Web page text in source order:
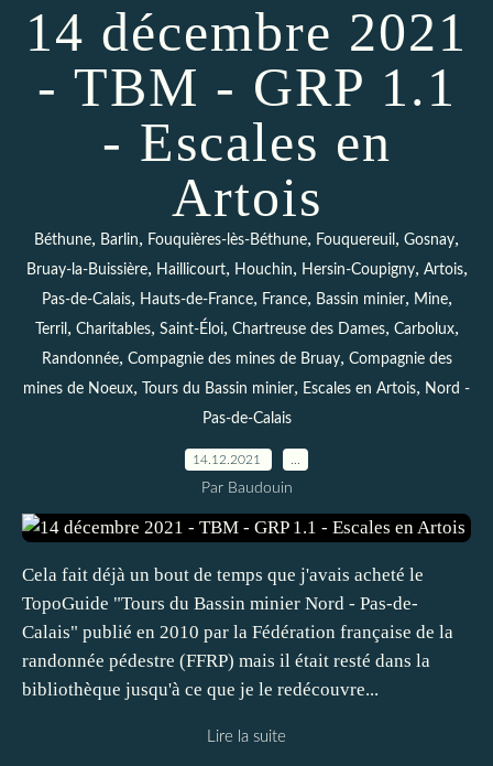
14 décembre 2021
- TBM - GRP 1.1
- Escales en
Artois
Béthune, Barlin, Fouquières-lès-Béthune, Fouquereuil , Gosnay,
Bruay-la-Buissière, Haillicourt, Houchin, Hersin-Coupigny, Artois,
Pas-de-Calais, Hauts-de-France, France, Bassin minier, Mine,
Terril, Charitables, Saint-Éloi, Chartreuse des Dames, Carbolux,
Randonnée, Compagnie des mines de Bruay, Compagnie des
mines de Noeux, Tours du Bassin minier, Escales en Artois, Nord -
Pas-de-Calais
14.12.2021
Par Baudouin
Cela fait déjà un bout de temps que j'avais acheté le
TopoGuide "Tours du Bassin minier Nord - Pas-de-
Calais" publié en 2010 par la Fédération française de la
randonnée pédestre (FFRP) mais il était resté dans la
bibliothèque jusqu'à ce que je le redécouvre...
Lire la suite